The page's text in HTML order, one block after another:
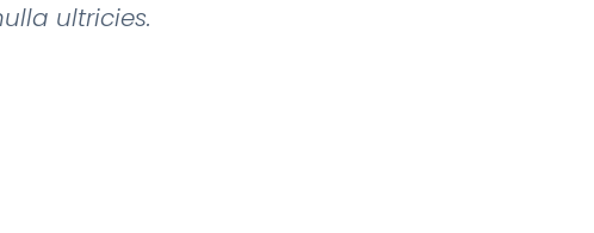
ultricies.